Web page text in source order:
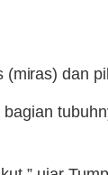
dan